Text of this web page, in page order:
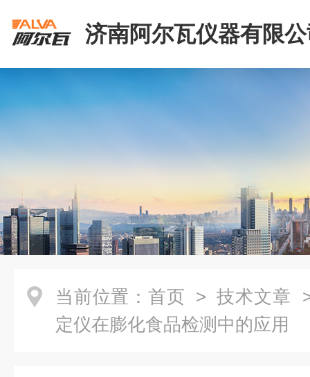
济南阿尔瓦仪器有限
当前位置： 首页 > 技术文章
定仪在膨化食品检测中的应用